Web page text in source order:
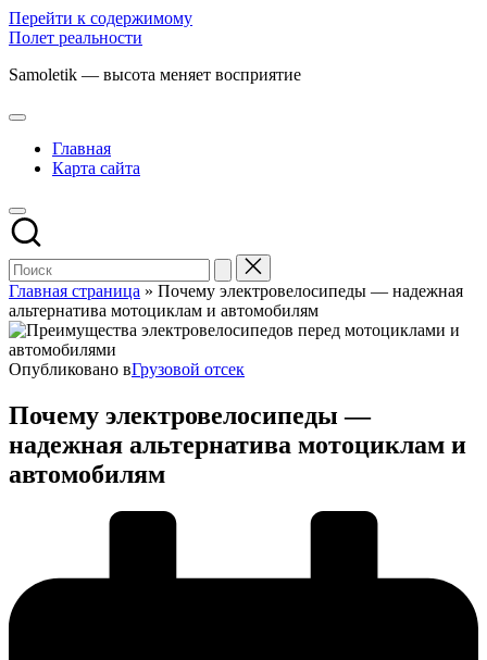
Перейти к содержимому
Полет реальности
Samoletik — высота меняет восприятие
Главная
Карта сайта
Главная страница » Почему электровелосипеды — надежная
альтернатива мотоциклам и автомобилям
Опубликовано вГрузовой отсек
Почему электровелосипеды —
надежная альтернатива мотоциклам и
автомобилям